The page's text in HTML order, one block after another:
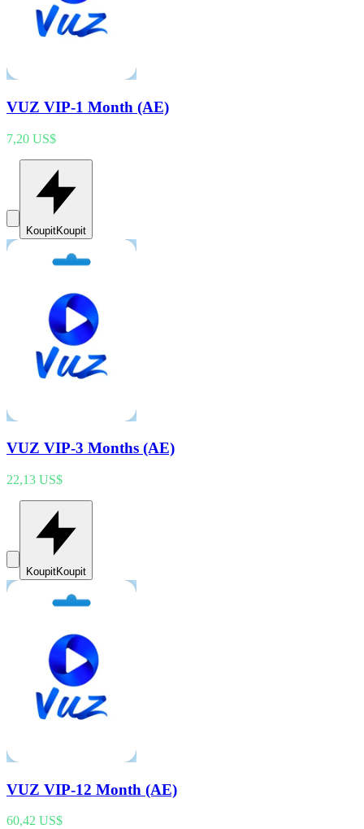
VUZ VIP-1 Month (AE)
7,20 US$
KoupitKoupit
VUZ VIP-3 Months (AE)
22,13 US$
KoupitKoupit
VUZ VIP-12 Month (AE)
60,42 US$